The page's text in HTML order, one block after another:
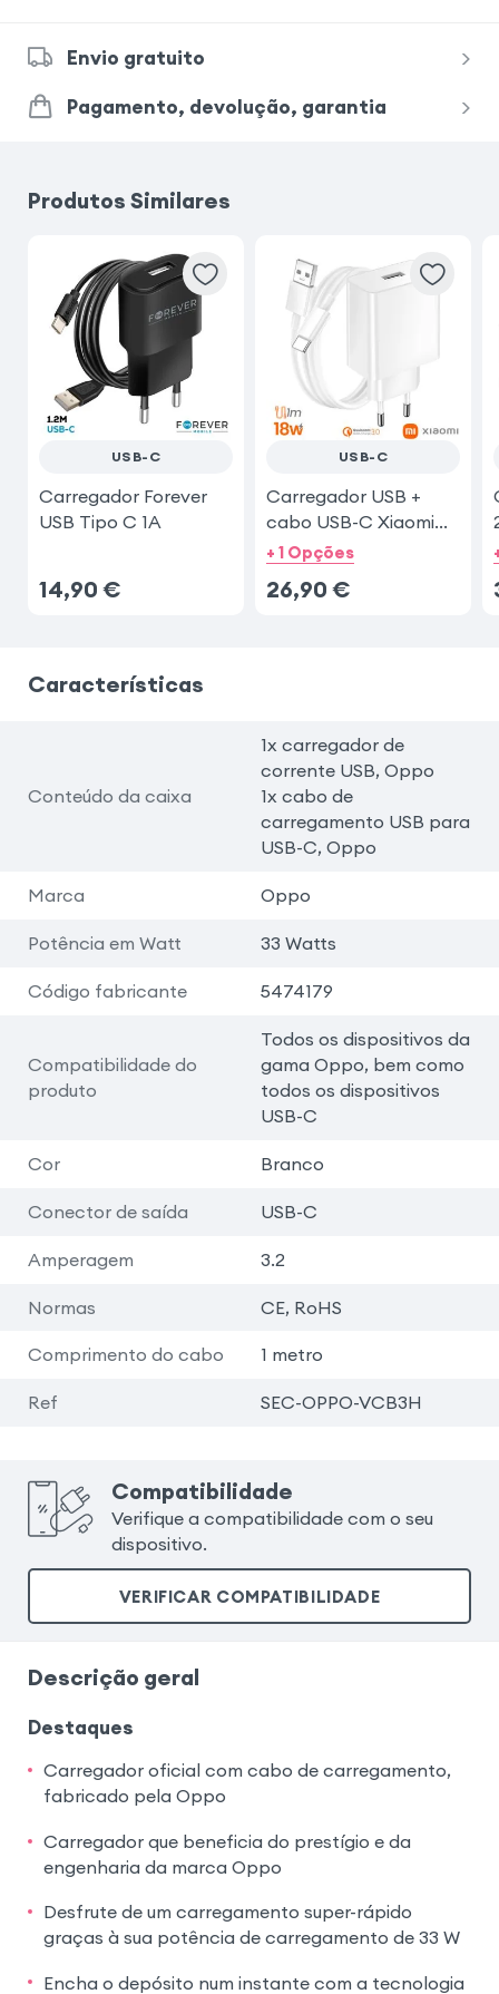
Envio gratuito
Pagamento, devolução, garantia
Produtos Similares
USB-C
Carregador Forever
USB Tipo C 1A
14,90 €
USB-C
Carregador USB +
cabo USB-C Xiaomi
18W
+ 1 Opções
26,90 €
Características
Conteúdo da caixa
1x carregador de
corrente USB, Oppo
1x cabo de
carregamento USB para
USB-C, Oppo
Marca Oppo
Potência em Watt 33 Watts
Código fabricante 5474179
Compatibilidade do
produto
Todos os dispositivos da
gama Oppo, bem como
todos os dispositivos
USB-C
Cor Branco
Conector de saída USB-C
Amperagem 3.2
Normas CE, RoHS
Comprimento do cabo 1 metro
Ref SEC-OPPO-VCB3H
Compatibilidade
Verifique a compatibilidade com o seu
dispositivo.
VERIFICAR COMPATIBILIDADE
Descrição geral
Destaques
Carregador oficial com cabo de carregamento,
fabricado pela Oppo
Carregador que beneficia do prestígio e da
engenharia da marca Oppo
Desfrute de um carregamento super-rápido
graças à sua potência de carregamento de 33 W
Encha o depósito num instante com a tecnologia